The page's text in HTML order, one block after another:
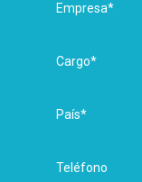
Empresa*
Cargo*
País*
Teléfono